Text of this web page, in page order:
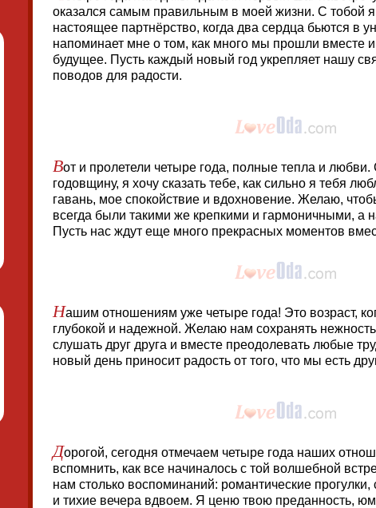
оказался самым правильным в моей жизни. С тобой я
настоящее партнёрство, когда два сердца бьются в
напоминает мне о том, как много мы прошли вместе
будущее. Пусть каждый новый год укрепляет нашу
поводов для радости.
Вот и пролетели четыре года, полные тепла и
годовщину, я хочу сказать тебе, как сильно я тебя
гавань, мое спокойствие и вдохновение. Желаю,
всегда были такими же крепкими и гармоничными, а
Пусть нас ждут еще много прекрасных моментов
Нашим отношениям уже четыре года! Это возраст,
глубокой и надежной. Желаю нам сохранять
слушать друг друга и вместе преодолевать любые
новый день приносит радость от того, что мы есть
Дорогой, сегодня отмечаем четыре года наших
вспомнить, как все начиналось с той волшебной
нам столько воспоминаний: романтические
и тихие вечера вдвоем. Я ценю твою преданность,